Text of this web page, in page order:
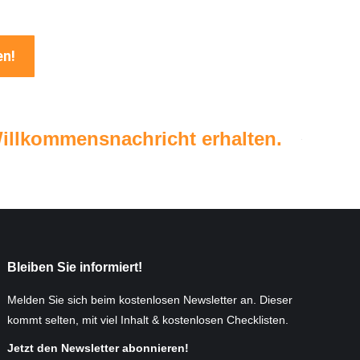
erhalten.
Bleiben Sie informiert!
Melden Sie sich beim kostenlosen Newsletter an. Dieser
kommt selten, mit viel Inhalt & kostenlosen Checklisten.
Jetzt den Newsletter abonnieren!